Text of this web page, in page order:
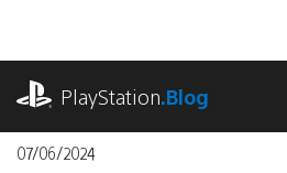
contenido
PlayStation.Blog
07/06/2024